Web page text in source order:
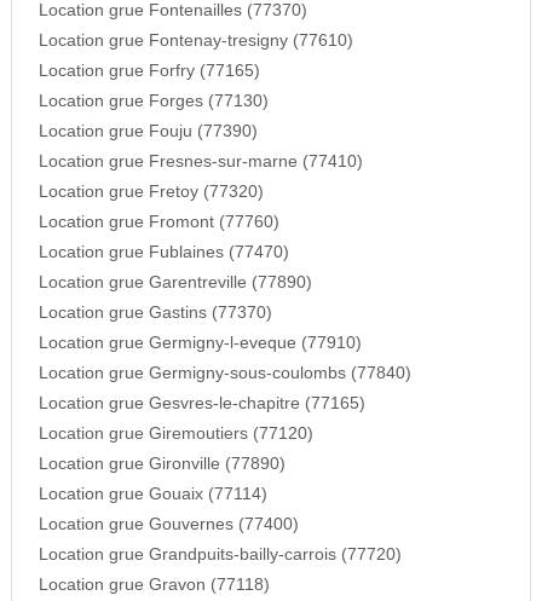
Location grue Fontenailles (77370)
Location grue Fontenay-tresigny (77610)
Location grue Forfry (77165)
Location grue Forges (77130)
Location grue Fouju (77390)
Location grue Fresnes-sur-marne (77410)
Location grue Fretoy (77320)
Location grue Fromont (77760)
Location grue Fublaines (77470)
Location grue Garentreville (77890)
Location grue Gastins (77370)
Location grue Germigny-l-eveque (77910)
Location grue Germigny-sous-coulombs (77840)
Location grue Gesvres-le-chapitre (77165)
Location grue Giremoutiers (77120)
Location grue Gironville (77890)
Location grue Gouaix (77114)
Location grue Gouvernes (77400)
Location grue Grandpuits-bailly-carrois (77720)
Location grue Gravon (77118)